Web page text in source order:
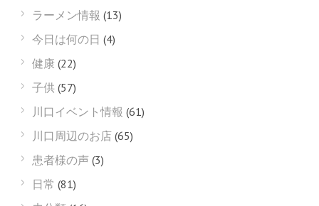
ラーメン情報 (13)
今日は何の日 (4)
健康 (22)
子供 (57)
川口イベント情報 (61)
川口周辺のお店 (65)
患者様の声 (3)
日常 (81)